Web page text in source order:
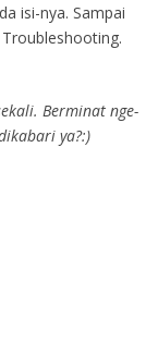
isi-nya. Sampai
Berminat nge-
ya?:)